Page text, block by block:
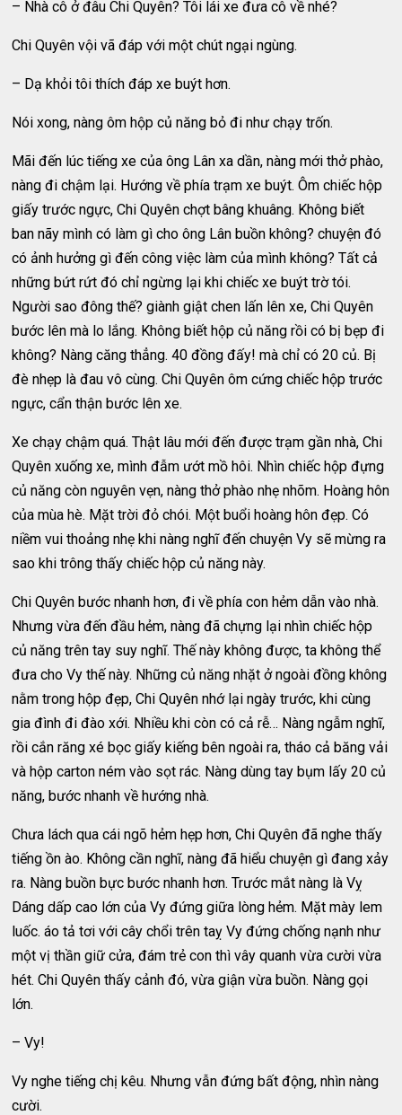
– Nhà cô ở đâu Chi Quyên? Tôi lái xe đưa cô về nhé?
Chi Quyên vội vã đáp với một chút ngại ngùng.
– Dạ khỏi tôi thích đáp xe buýt hơn.
Nói xong, nàng ôm hộp củ năng bỏ đi như chạy trốn.
Mãi đến lúc tiếng xe của ông Lân xa dần, nàng mới thở phào,
nàng đi chậm lại. Hướng về phía trạm xe buýt. Ôm chiếc hộp
giấy trước ngực, Chi Quyên chợt bâng khuâng. Không biết
ban nãy mình có làm gì cho ông Lân buồn không? chuyện đó
có ảnh hưởng gì đến công việc làm của mình không? Tất cả
những bứt rứt đó chỉ ngừng lại khi chiếc xe buýt trờ tói.
Người sao đông thế? giành giật chen lấn lên xe, Chi Quyên
bước lên mà lo lắng. Không biết hộp củ năng rồi có bị bẹp đi
không? Nàng căng thẳng. 40 đồng đấy! mà chỉ có 20 củ. Bị
đè nhẹp là đau vô cùng. Chi Quyên ôm cứng chiếc hộp trước
ngực, cẩn thận bước lên xe.
Xe chạy chậm quá. Thật lâu mới đến được trạm gần nhà, Chi
Quyên xuống xe, mình đẫm ướt mồ hôi. Nhìn chiếc hộp đựng
củ năng còn nguyên vẹn, nàng thở phào nhẹ nhõm. Hoàng hôn
của mùa hè. Mặt trời đỏ chói. Một buổi hoàng hôn đẹp. Có
niềm vui thoảng nhẹ khi nàng nghĩ đến chuyện Vy sẽ mừng ra
sao khi trông thấy chiếc hộp củ năng này.
Chi Quyên bước nhanh hơn, đi về phía con hẻm dẫn vào nhà.
Nhưng vừa đến đầu hẻm, nàng đã chựng lại nhìn chiếc hộp
củ năng trên tay suy nghĩ. Thế này không được, ta không thể
đưa cho Vy thế này. Những củ năng nhặt ở ngoài đồng không
nằm trong hộp đẹp, Chi Quyên nhớ lại ngày trước, khi cùng
gia đình đi đào xới. Nhiều khi còn có cả rễ… Nàng ngẫm nghĩ,
rồi cắn răng xé bọc giấy kiếng bên ngoài ra, tháo cả băng vải
và hộp carton ném vào sọt rác. Nàng dùng tay bụm lấy 20 củ
năng, bước nhanh về hướng nhà.
Chưa lách qua cái ngõ hẻm hẹp hơn, Chi Quyên đã nghe thấy
tiếng ồn ào. Không cần nghĩ, nàng đã hiểu chuyện gì đang xảy
ra. Nàng buồn bực bước nhanh hơn. Trước mắt nàng là Vỵ
Dáng dấp cao lớn của Vy đứng giữa lòng hẻm. Mặt mày lem
luốc. áo tả tơi với cây chổi trên taỵ Vy đứng chống nạnh như
một vị thần giữ cửa, đám trẻ con thì vây quanh vừa cười vừa
hét. Chi Quyên thấy cảnh đó, vừa giận vừa buồn. Nàng gọi
lớn.
– Vy!
Vy nghe tiếng chị kêu. Nhưng vẫn đứng bất động, nhìn nàng
cười.